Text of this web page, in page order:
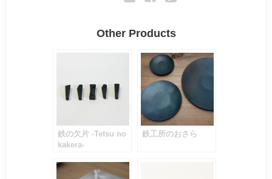
Other Products
鉄の欠片 -Tetsu no
kakera-
鉄工所のおさら